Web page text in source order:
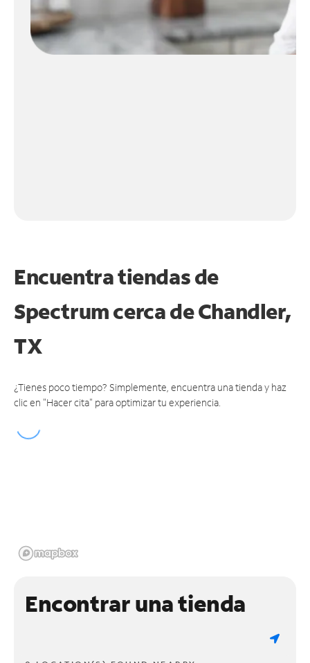
Encuentra tiendas de
Spectrum cerca deChandler,
TX
¿Tienes poco tiempo? Simplemente, encuentra una tienda y haz
clic en "Hacer cita" para optimizar tu experiencia.
Encontrar una tienda